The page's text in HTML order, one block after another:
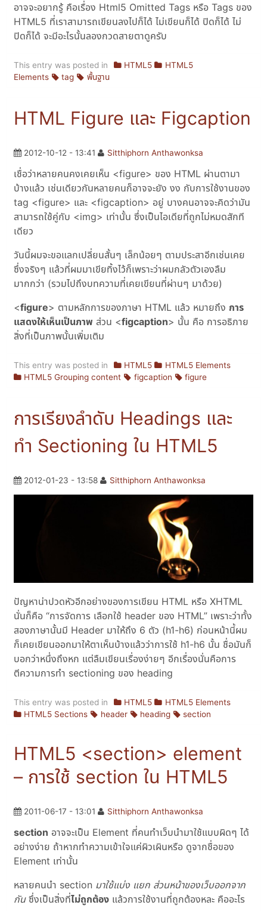
อาจจะอยากรู้ คือเรื่อง Html5 Omitted Tags หรือ Tags ของ
HTML5 ที่เราสามารถเขียนลงไปก็ได้ ไม่เขียนก็ได้ ปิดก็ได้ ไม่
ปิดก็ได้ จะมีอะไรนั้นลองกวดสายตาดูครับ
This entry was posted in HTML5
HTML5
Elements
tag พื้นฐาน
HTML Figure และ Figcaption
2012-10-12 - 13:41 Sitthiphorn Anthawonksa
เชื่อว่าหลายคนคงเคยเห็น <figure> ของ HTML ผ่านตามา
บ้างแล้ว เช่นเดียวกันหลายคนก็อาจจะยัง งง กับการใช้งานของ
tag <figure> และ <figcaption> อยู่ บางคนอาจจะคิดว่ามัน
สามารถใช้คู่กับ <img> เท่านั้น ซึ่งเป็นไอเดียที่ถูกไม่หมดสักที
เดียว
วันนี้ผมจะขอแลกเปลี่ยนสั้นๆ เล็กน้อยๆ ตามประสาอีกเช่นเคย
ซึ่งจริงๆ แล้วที่ผมมาเขียทิ้งไว้ก็เพราะว่าผมกลัวตัวเองลืม
มากกว่า (รวมไปถึงบทความที่เคยเขียนที่ผ่านๆ มาด้วย)
<figure> ตามหลักการของภาษา HTML แล้ว หมายถึง การ
แสดงให้เห็นเป็นภาพ ส่วน <figcaption> นั้น คือ การอธิภาย
สิ่งที่เป็นภาพนั้นเพิ่มเติม
This entry was posted in HTML5
HTML5 Elements
HTML5 Grouping content
figcaption figure
การเรียงลำดับ Headings และ
ทำ Sectioning ใน HTML5
2012-01-23 - 13:58 Sitthiphorn Anthawonksa
ปัญหาน่าปวดหัวอีกอย่างของการเขียน HTML หรือ XHTML
นั่นก็คือ “การจัดการ เลือกใช้ header ของ HTML” เพราะว่าทั้ง
สองภาษานั้นมี Header มาให้ถึง 6 ตัว (h1-h6) ก่อนหน้านี้ผม
ก็เคยเขียนออกมาให้ตาเห็นบ้างแล้วว่าการใช้ h1-h6 นั้น ชื่อมันก็
บอกว่าหนึ่งถึงหก แต่ลืมเขียนเรื่องง่ายๆ อีกเรื่องนั่นคือการ
ตีความการทำ sectioning ของ heading
This entry was posted in HTML5
HTML5 Elements
HTML5 Sections
header heading section
HTML5 <section> element
– การใช้ section ใน HTML5
2011-06-17 - 13:01 Sitthiphorn Anthawonksa
section อาจจะเป็น Element ที่คนทำเว็บนำมาใช้แบบผิดๆ ได้
อย่างง่าย ถ้าหากทำความเข้าใจแค่ผิวเผินหรือ ดูจากชื่อของ
Element เท่านั้น
หลายคนนำ section มาใช้แบ่ง แยก ส่วนหน้าของเว็บออกจาก
กันซึ่งเป็นสิ่งที่ไม่ถูกต้อง แล้วการใช้งานที่ถูกต้องหละ คืออะไร